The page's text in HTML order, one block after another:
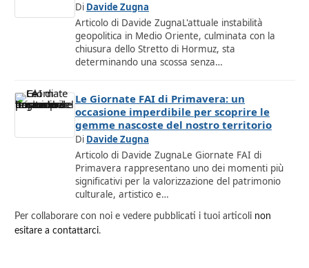
Di Davide Zugna
Articolo di Davide ZugnaL'attuale instabilità
geopolitica in Medio Oriente, culminata con la
chiusura dello Stretto di Hormuz, sta
determinando una scossa senza…
Le Giornate FAI di Primavera: un
occasione imperdibile per scoprire le
gemme nascoste del nostro territorio
Di Davide Zugna
Articolo di Davide ZugnaLe Giornate FAI di
Primavera rappresentano uno dei momenti più
significativi per la valorizzazione del patrimonio
culturale, artistico e…
Per collaborare con noi e vedere pubblicati i tuoi articoli non
esitare a contattarci.